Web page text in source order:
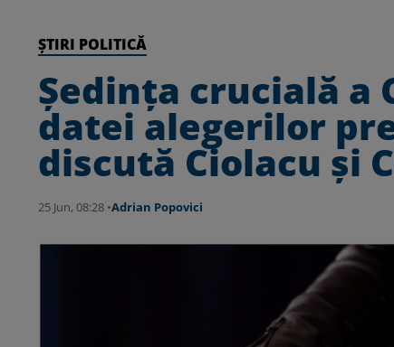
ȘTIRI POLITICĂ
Ședința crucială
datei alegerilor
discută Ciolacu și
25 Jun, 08:28 •Adrian Popovici